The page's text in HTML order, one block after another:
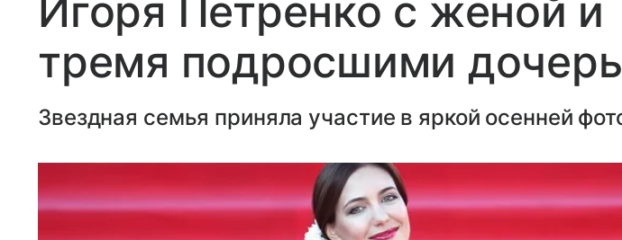
Игоря Петренко с женой и
тремя подросшими
Звездная семья приняла участие в яркой осенней